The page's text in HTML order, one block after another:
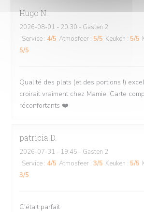
HugoN
2026-08-01 - 20:30 - Gasten 2
Service : 4/5 Atmosfeer : 5/5 Keuken : 5/5
5/5
Qualité des plats (et des portions !)
croirait vraiment chez Mamie. Carte
réconfortants ❤️
patricia D
2026-07-31 - 19:45 - Gasten 2
Service : 4/5 Atmosfeer : 3/5 Keuken : 5/5
3/5
C'était parfait